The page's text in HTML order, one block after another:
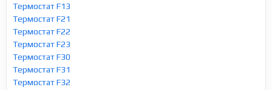
Термостат F13
Термостат F21
Термостат F22
Термостат F23
Термостат F30
Термостат F31
Термостат F32